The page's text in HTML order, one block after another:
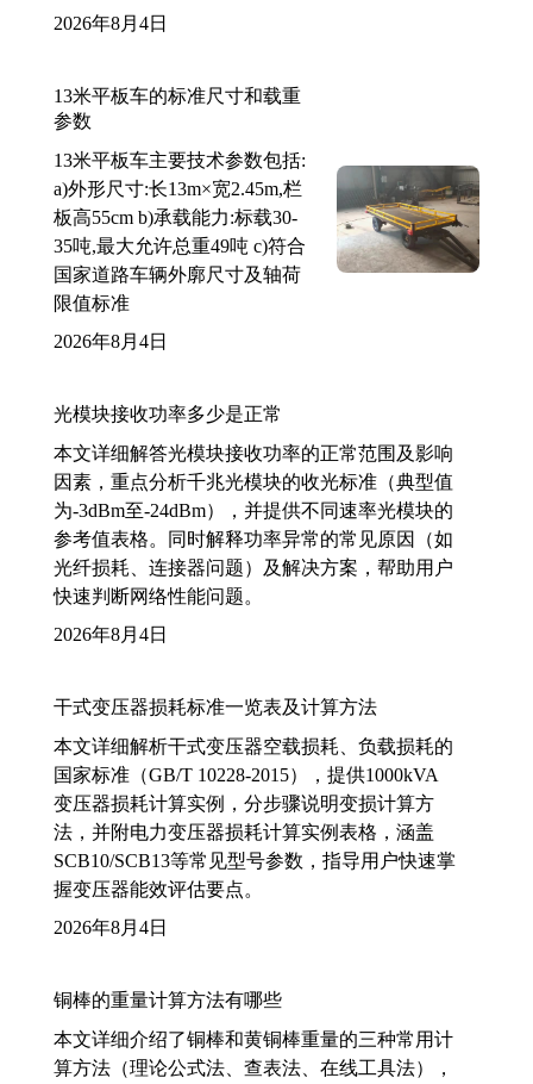
2026年8月4日
13米平板车的标准尺寸和载重
参数
13米平板车主要技术参数包括:
a)外形尺寸:长13m×宽2.45m,栏
板高55cm b)承载能力:标载30-
35吨,最大允许总重49吨 c)符合
国家道路车辆外廓尺寸及轴荷
限值标准
2026年8月4日
光模块接收功率多少是正常
本文详细解答光模块接收功率的正常范围及影响
因素，重点分析千兆光模块的收光标准（典型值
为-3dBm至-24dBm），并提供不同速率光模块的
参考值表格。同时解释功率异常的常见原因（如
光纤损耗、连接器问题）及解决方案，帮助用户
快速判断网络性能问题。
2026年8月4日
干式变压器损耗标准一览表及计算方法
本文详细解析干式变压器空载损耗、负载损耗的
国家标准（GB/T 10228-2015），提供1000kVA
变压器损耗计算实例，分步骤说明变损计算方
法，并附电力变压器损耗计算实例表格，涵盖
SCB10/SCB13等常见型号参数，指导用户快速掌
握变压器能效评估要点。
2026年8月4日
铜棒的重量计算方法有哪些
本文详细介绍了铜棒和黄铜棒重量的三种常用计
算方法（理论公式法、查表法、在线工具法），